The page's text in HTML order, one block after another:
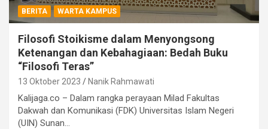
BERITA WARTA KAMPUS
Filosofi Stoikisme dalam Menyongsong
Ketenangan dan Kebahagiaan: Bedah Buku
“Filosofi Teras”
13 Oktober 2023 Nanik Rahmawati
Kalijaga.co – Dalam rangka perayaan Milad Fakultas
Dakwah dan Komunikasi (FDK) Universitas Islam Negeri
(UIN) Sunan…